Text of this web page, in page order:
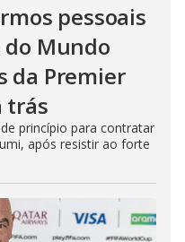
pessoais
do Mundo
da Premier
trás
princípio para contratar
após resistir ao forte